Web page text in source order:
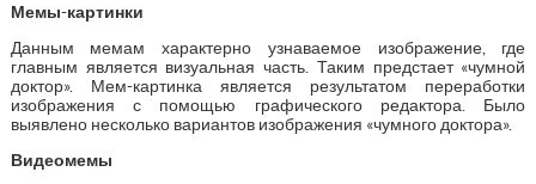
Мемы-картинки
Данным мемам характерно узнаваемое изображение, где
главным является визуальная часть. Таким предстает «чумной
доктор». Мем-картинка является результатом переработки
изображения с помощью графического редактора. Было
выявлено несколько вариантов изображения «чумного доктора».
Видеомемы